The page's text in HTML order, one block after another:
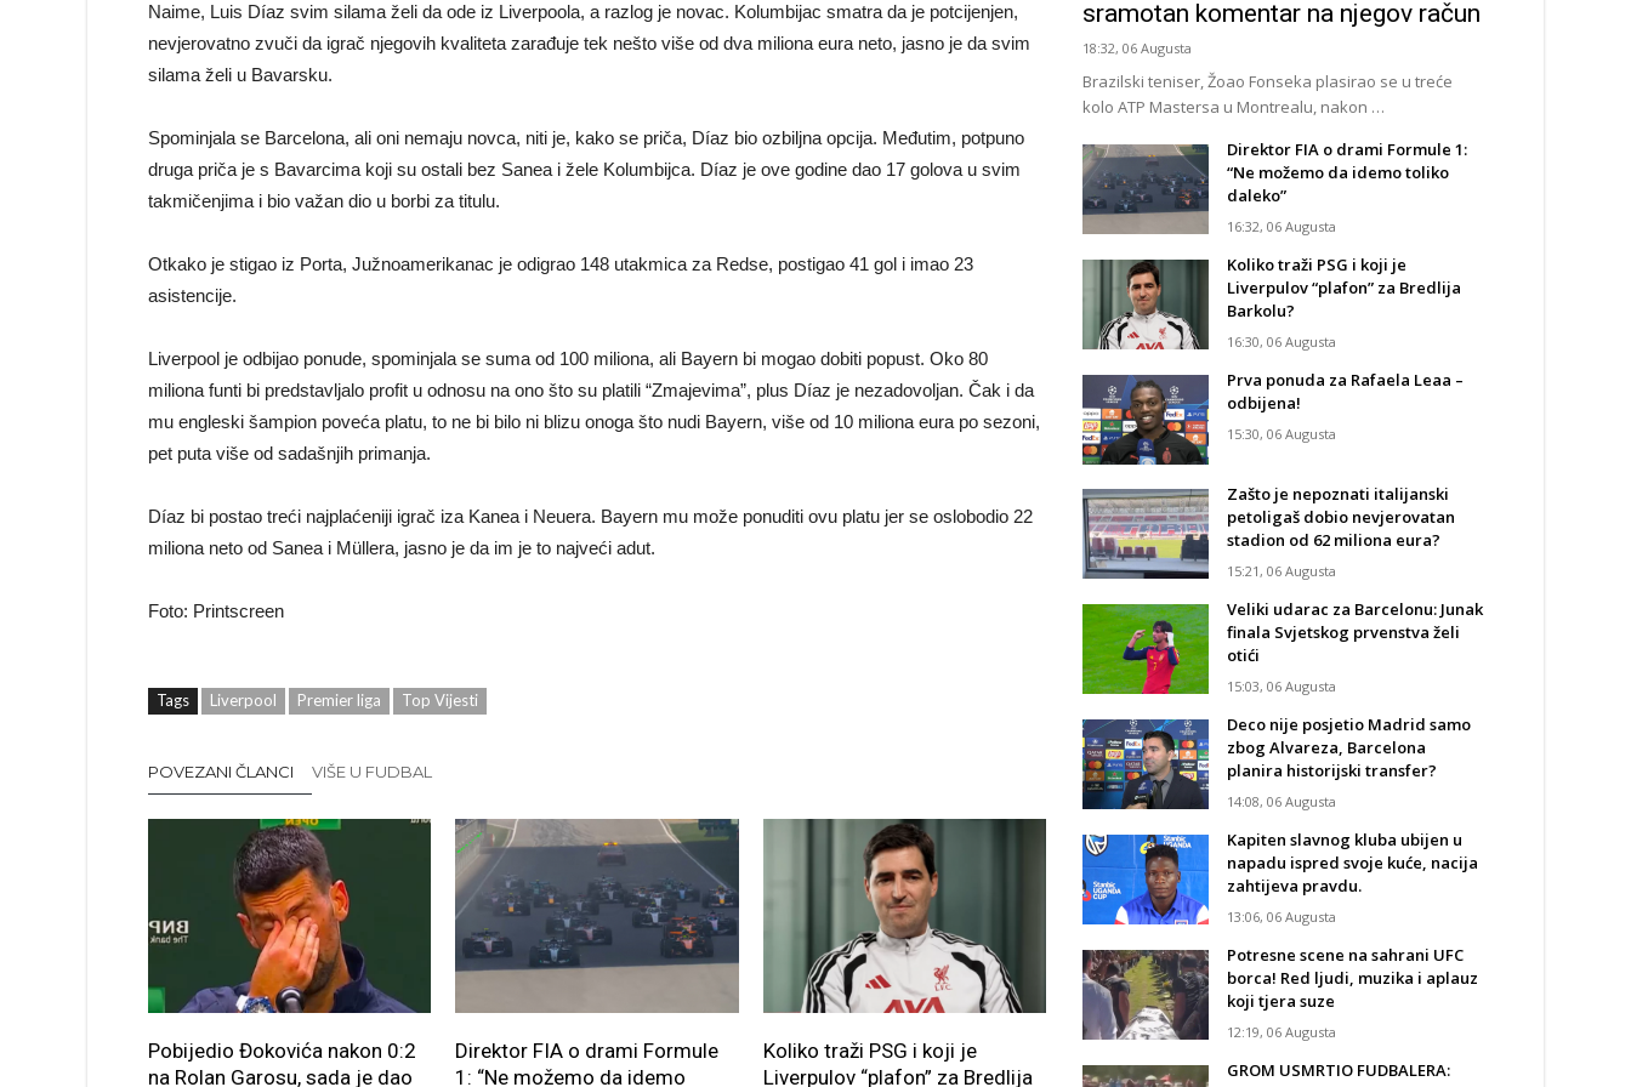
Naime, Luis Díaz svim silama želi da ode iz Liverpoola, a razlog je novac. Kolumbijac smatra da je potcijenjen,
nevjerovatno zvuči da igrač njegovih kvaliteta zarađuje tek nešto više od dva miliona eura neto, jasno je da svim
silama želi u Bavarsku.
Spominjala se Barcelona, ali oni nemaju novca, niti je, kako se priča, Díaz bio ozbiljna opcija. Međutim, potpuno
druga priča je s Bavarcima koji su ostali bez Sanea i žele Kolumbijca. Díaz je ove godine dao 17 golova u svim
takmičenjima i bio važan dio u borbi za titulu.
Otkako je stigao iz Porta, Južnoamerikanac je odigrao 148 utakmica za Redse, postigao 41 gol i imao 23
asistencije.
Liverpool je odbijao ponude, spominjala se suma od 100 miliona, ali Bayern bi mogao dobiti popust. Oko 80
miliona funti bi predstavljalo profit u odnosu na ono što su platili “Zmajevima”, plus Díaz je nezadovoljan. Čak i da
mu engleski šampion poveća platu, to ne bi bilo ni blizu onoga što nudi Bayern, više od 10 miliona eura po sezoni,
pet puta više od sadašnjih primanja.
Díaz bi postao treći najplaćeniji igrač iza Kanea i Neuera. Bayern mu može ponuditi ovu platu jer se oslobodio 22
miliona neto od Sanea i Müllera, jasno je da im je to najveći adut.
Foto: Printscreen
Tags Liverpool Premier liga Top Vijesti
POVEZANI ČLANCI VIŠE U FUDBAL
Pobijedio Đokovića nakon 0:2
na Rolan Garosu, sada je dao
Direktor FIA o drami Formule
1: “Ne možemo da idemo
Koliko traži PSG i koji je
Liverpulov “plafon” za Bredlija
sramotan komentar na njegov račun
18:32, 06 Augusta
Brazilski teniser, Žoao Fonseka plasirao se u treće
kolo ATP Mastersa u Montrealu, nakon …
Direktor FIA o drami Formule 1:
“Ne možemo da idemo toliko
daleko”
16:32, 06 Augusta
Koliko traži PSG i koji je
Liverpulov “plafon” za Bredlija
Barkolu?
16:30, 06 Augusta
Prva ponuda za Rafaela Leaa –
odbijena!
15:30, 06 Augusta
Zašto je nepoznati italijanski
petoligaš dobio nevjerovatan
stadion od 62 miliona eura?
15:21, 06 Augusta
Veliki udarac za Barcelonu: Junak
finala Svjetskog prvenstva želi
otići
15:03, 06 Augusta
Deco nije posjetio Madrid samo
zbog Alvareza, Barcelona
planira historijski transfer?
14:08, 06 Augusta
Kapiten slavnog kluba ubijen u
napadu ispred svoje kuće, nacija
zahtijeva pravdu.
13:06, 06 Augusta
Potresne scene na sahrani UFC
borca! Red ljudi, muzika i aplauz
koji tjera suze
12:19, 06 Augusta
GROM USMRTIO FUDBALERA: